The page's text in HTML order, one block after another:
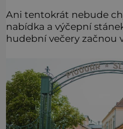
Ani tentokrát nebude
nabídka a výčepní
hudební večery začnou